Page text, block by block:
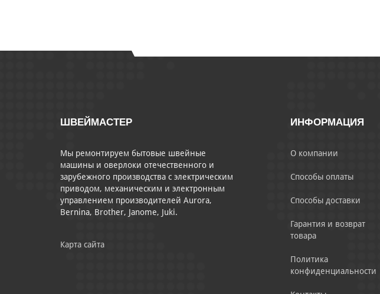
ШВЕЙМАСТЕР
Мы ремонтируем бытовые швейные
машины и оверлоки отечественного и
зарубежного производства с электрическим
приводом, механическим и электронным
управлением производителей Aurora,
Bernina, Brother, Janome, Juki.
Карта сайта
ИНФОРМАЦИЯ
О компании
Способы оплаты
Способы доставки
Гарантия и возврат
товара
Политика
конфиденциальности